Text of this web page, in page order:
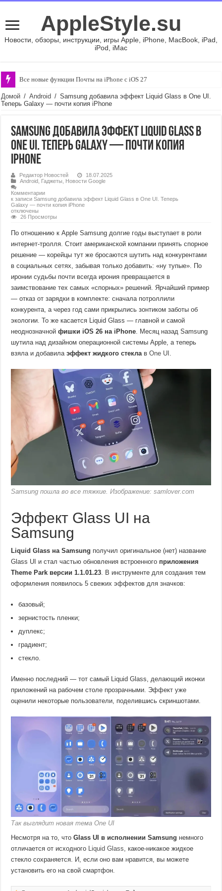
AppleStyle.su
Новости, обзоры, инструкции, игры Apple, iPhone, MacBook, iPad,
iPod, iMac
Все новые функции Почты на iPhone с iOS 27
Домой / Android / Samsung добавила эффект Liquid Glass в One UI.
Теперь Galaxy — почти копия iPhone
Samsung добавила эффект Liquid Glass в
One UI. Теперь Galaxy — почти копия
iPhone
Редактор Новостей
18.07.2025
Android Гаджеты
Новости Google
Комментарии
к записи Samsung добавила эффект Liquid Glass в One UI. Теперь
Galaxy — почти копия iPhone
отключены
26 Просмотры
По отношению к Apple Samsung долгие годы выступает в роли
интернет-тролля. Стоит американской компании принять спорное
решение — корейцы тут же бросаются шутить над конкурентами
в социальных сетях, забывая только добавить: «ну тупые». По
иронии судьбы почти всегда ирония превращается в
заимствование тех самых «спорных» решений. Ярчайший пример
— отказ от зарядки в комплекте: сначала потроллили
конкурента, а через год сами прикрылись зонтиком заботы об
экологии. То же касается Liquid Glass — главной и самой
неоднозначнойфишки iOS 26 на iPhone. Месяц назад Samsung
шутила над дизайном операционной системы Apple, а теперь
взяла и добавилаэффект жидкого стеклавOne UI .
Samsung пошла во все тяжкие. Изображение: samlover.com
Эффект Glass UI на
Samsung
Liquid Glass на Samsung получил оригинальное (нет) название
Glass UI и стал частью обновления встроенного приложения
Theme Park версии 1.1.01.23. В инструменте для создания тем
оформления появилось 5 свежих эффектов для значков:
базовый;
зернистость пленки;
дуплекс;
градиент;
стекло.
Именно последний — тот самый Liquid Glass, делающий иконки
приложений на рабочем столе прозрачными. Эффект уже
оценили некоторые пользователи, поделившись скриншотами.
Так выглядит новая тема One UI
Несмотря на то, чтоGlass UI в исполнении Samsung немного
отличается от исходного
Liquid Glass , какое-никакое жидкое
стекло сохраняется. И, если оно вам нравится, вы можете
установить его на свой смартфон.